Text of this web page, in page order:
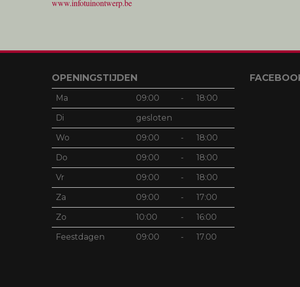
www.infotuinontwerp.be
OPENINGSTIJDEN
Ma 09:00 - 18:00
Di gesloten
Wo 09:00 - 18:00
Do 09:00 - 18:00
Vr 09:00 - 18:00
Za 09:00 - 17:00
Zo 10:00 - 16:00
Feestdagen 09:00 - 17.00